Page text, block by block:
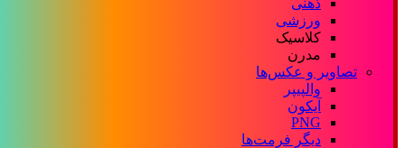
ورزشی
کلاسیک
مدرن
تصاویر و عکس‌ها
والپیپر
آیکون
PNG
دیگر فرمت‌ها